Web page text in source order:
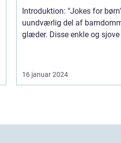
Introduktion: "Jokes for
uundværlig del af
glæder. Disse enkle og
16 januar 2024